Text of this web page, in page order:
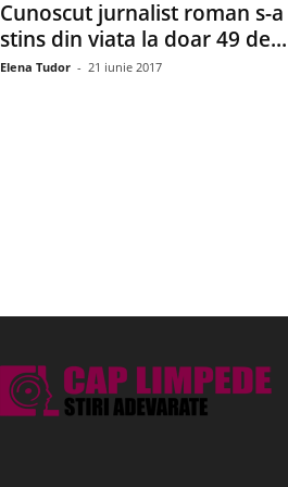
Cunoscut jurnalist roman s-a
stins din viata la doar 49 de...
Elena Tudor - 21 iunie 2017